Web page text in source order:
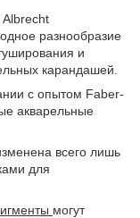
разнообразие
и
карандашей.
с опытом Faber-
акварельные
всего лишь
для
могут